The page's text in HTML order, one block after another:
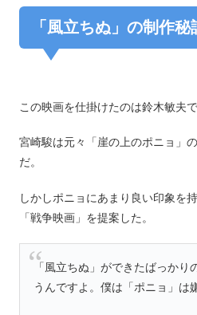
「風立ちぬ」の制作秘
この映画を仕掛けたのは鈴木敏夫で
宮崎駿は元々「崖の上のポニョ」
だ。
しかしポニョにあまり良い印象を
「戦争映画」を提案した。
「風立ちぬ」ができたばっか
うんですよ。僕は「ポニョ」は